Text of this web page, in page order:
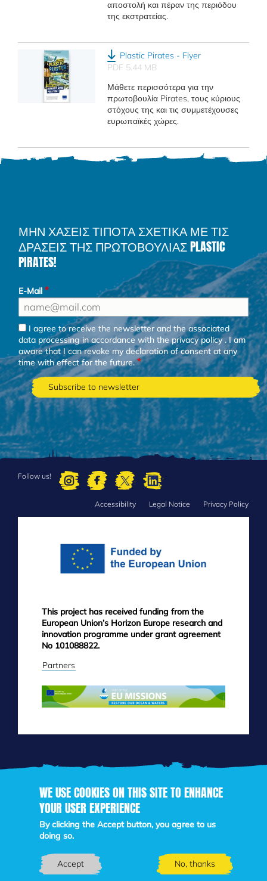
WE USE COOKIES ON THIS SITE TO ENHANCE
YOUR USER EXPERIENCE
By clicking the Accept button, you agree to us
doing so.
Accept No, thanks
αποστολή και πέραν της περιόδου
της εκστρατείας.
Plastic Pirates - Flyer
PDF 5.44 MB
Μάθετε περισσότερα για την
πρωτοβουλία Pirates, τους κύριους
στόχους της και τις συμμετέχουσες
ευρωπαϊκές χώρες.
ΜΗΝ ΧΑΣΕΙΣ ΤΙΠΟΤΑ ΣΧΕΤΙΚΑ ΜΕ ΤΙΣ
ΔΡΑΣΕΙΣ ΤΗΣ ΠΡΩΤΟΒΟΥΛΙΑΣ PLASTIC
PIRATES!
E-Mail
I agree to receive the newsletter and the associated
data processing in accordance with theprivacy policy. I am
aware that I can revoke my declaration of consent at any
time with effect for the future.
Follow us!
Accessibility Legal Notice Privacy Policy
This project has received funding from the
European Union’s Horizon Europe research and
innovation programme under grant agreement
No 101088822.
Partners
Skip
to